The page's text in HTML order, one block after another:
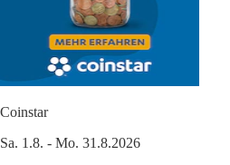
Coinstar
Sa. 1.8. - Mo. 31.8.2026